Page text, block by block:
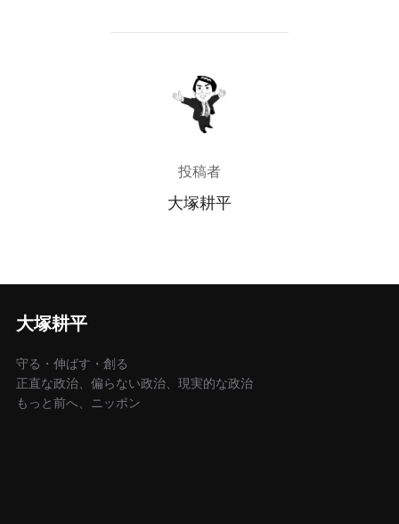
投稿者
投稿者
大塚耕平
大塚耕平
守る・伸ばす・創る
正直な政治、偏らない政治、現実的な政治
もっと前へ、ニッポン